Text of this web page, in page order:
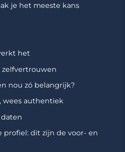
je het meeste kans
het
zelfvertrouwen
nou zó belangrijk?
wees authentiek
profiel: dit zijn de voor- en